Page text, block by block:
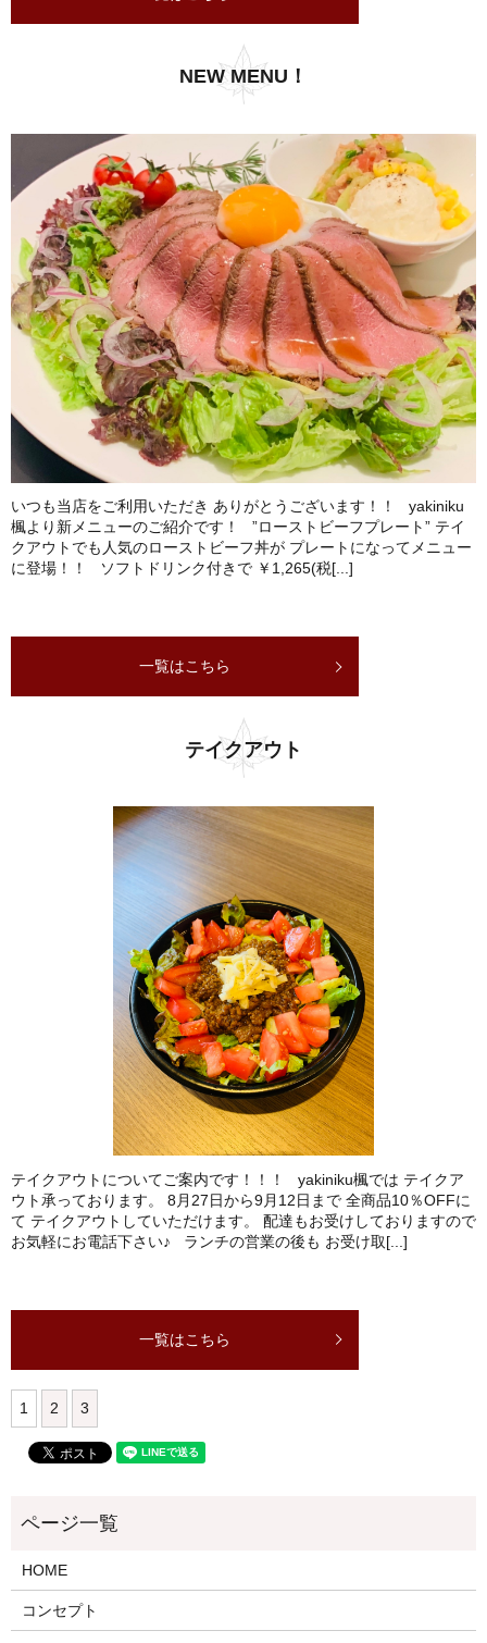
NEW MENU！
いつも当店をご利用いただき ありがとうございます！！ yakiniku
楓より新メニューのご紹介です！ ”ローストビーフプレート” テイ
クアウトでも人気のローストビーフ丼が プレートになってメニュー
に登場！！ ソフトドリンク付きで ￥1,265(税[...]
一覧はこちら
テイクアウト
テイクアウトについてご案内です！！！ yakiniku楓では テイクア
ウト承っております。 8月27日から9月12日まで 全商品10％OFFに
て テイクアウトしていただけます。 配達もお受けしておりますので
お気軽にお電話下さい♪ ランチの営業の後も お受け取[...]
一覧はこちら
1 2 3
HOME
コンセプト